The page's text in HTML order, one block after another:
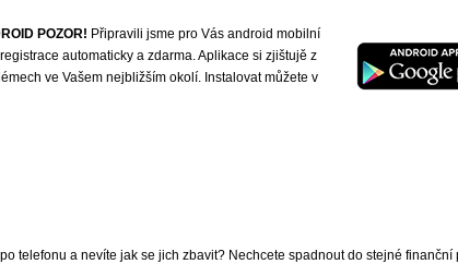
POZOR! Připravili jsme pro Vás android mobilní
automaticky a zdarma. Aplikace si zjištujě z
ve Vašem nejbližším okolí. Instalovat můžete v
telefonu a nevíte jak se jich zbavit? Nechcete spadnout do stejné finanční